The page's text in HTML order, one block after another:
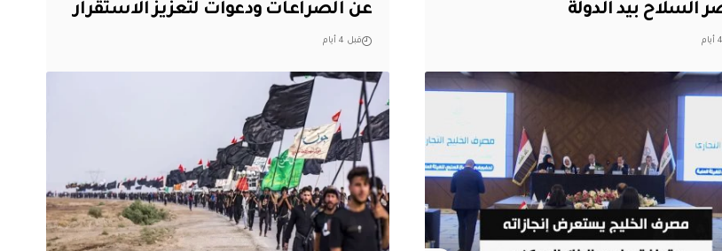
السلاح بيد الدولة
عن الصراعات ودعوات لتعزيز الاستقرار
قبل 4 أيام